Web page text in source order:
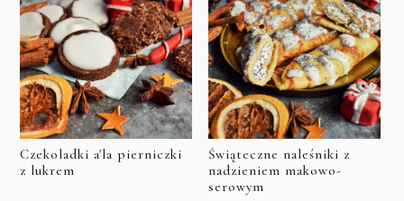
Czekoladki a'la pierniczki
z lukrem
Świąteczne naleśniki z
nadzieniem makowo-
serowym